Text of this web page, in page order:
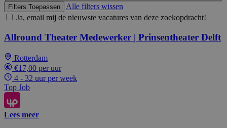
Filters Toepassen
Alle filters wissen
Ja, email mij de nieuwste vacatures van deze zoekopdracht!
Allround Theater Medewerker | Prinsentheater Delft
Rotterdam
€17,00 per uur
4 - 32 uur per week
Top Job
Lees meer